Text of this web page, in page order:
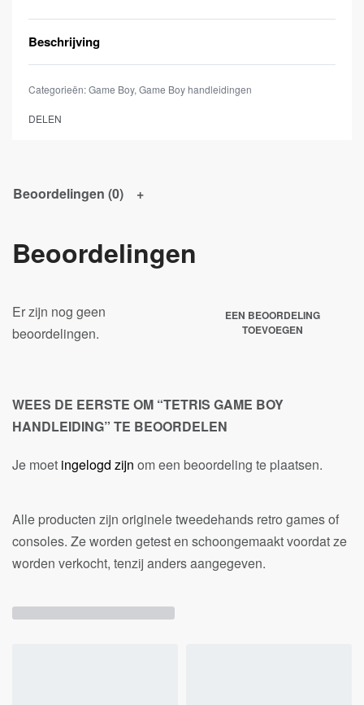
Beschrijving
Categorieën:Game Boy, Game Boy handleidingen
DELEN
Beoordelingen (0)
Beoordelingen
Er zijn nog geen
beoordelingen.
EEN BEOORDELING
TOEVOEGEN
WEES DE EERSTE OM “TETRIS GAME BOY
HANDLEIDING” TE BEOORDELEN
Je moet ingelogd zijn om een beoordeling te plaatsen.
Alle producten zijn originele tweedehands retro games of
consoles. Ze worden getest en schoongemaakt voordat ze
worden verkocht, tenzij anders aangegeven.